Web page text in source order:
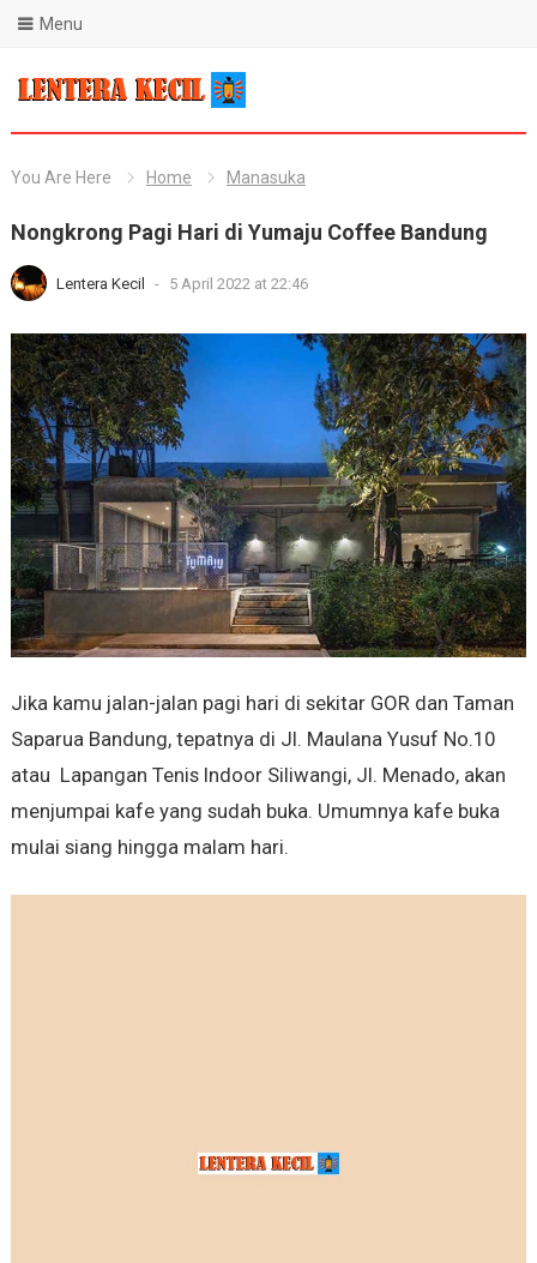
Blog Lentera Kecil
Menu
You Are Here Home Manasuka
Nongkrong Pagi Hari di Yumaju Coffee Bandung
Lentera Kecil - 5 April 2022 at 22:46
Jika kamu jalan-jalan pagi hari di sekitar GOR dan Taman
Saparua Bandung, tepatnya di Jl. Maulana Yusuf No.10
atau Lapangan Tenis Indoor Siliwangi, Jl. Menado, akan
menjumpai kafe yang sudah buka. Umumnya kafe buka
mulai siang hingga malam hari.